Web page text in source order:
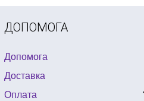
ДОПОМОГА
Допомога
Доставка
Оплата